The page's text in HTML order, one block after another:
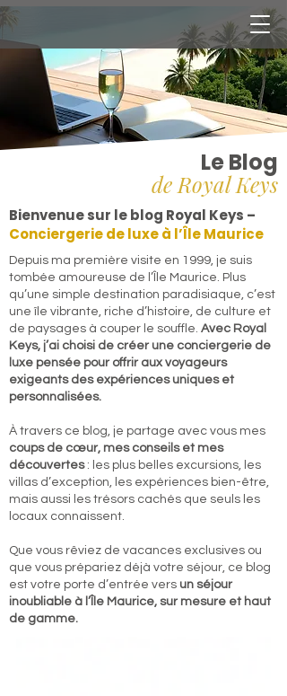
Le Blog
de Royal Keys
Bienvenue sur le blog Royal Keys –
Conciergerie de luxe à l’Île Maurice
​Depuis ma première visite en 1999, je suis
tombée amoureuse de l’Île Maurice. Plus
qu’une simple destination paradisiaque, c’est
une île vibrante, riche d’histoire, de culture et
de paysages à couper le souffle. Avec Royal
Keys, j’ai choisi de créer une conciergerie de
luxe pensée pour offrir aux voyageurs
exigeants des expériences uniques et
personnalisées.
À travers ce blog, je partage avec vous mes
coups de cœur, mes conseils et mes
découvertes: les plus belles excursions, les
villas d’exception, les expériences bien-être,
mais aussi les trésors cachés que seuls les
locaux connaissent.
Que vous rêviez de vacances exclusives ou
que vous prépariez déjà votre séjour, ce blog
est votre porte d’entrée vers un séjour
inoubliable à l’Île Maurice, sur mesure et haut
de gamme.